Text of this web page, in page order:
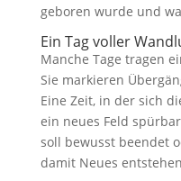
geboren wurde und
Ein Tag voller
Manche Tage tragen
Sie markieren
Eine Zeit, in der sich
ein neues Feld
soll bewusst beendet
damit Neues